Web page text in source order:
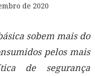
de 2020
sobem mais do
pelos mais
de segurança